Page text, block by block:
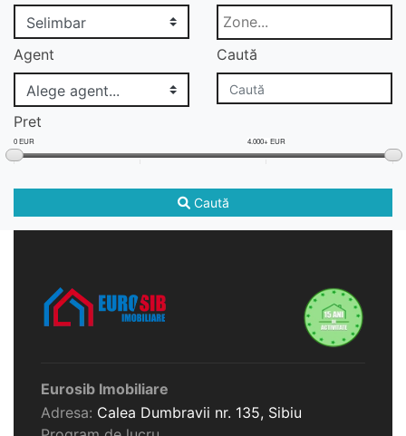
Agent Caută
Pret
0 EUR 4.000+ EUR
Caută
Eurosib Imobiliare
Adresa: Calea Dumbravii nr. 135, Sibiu